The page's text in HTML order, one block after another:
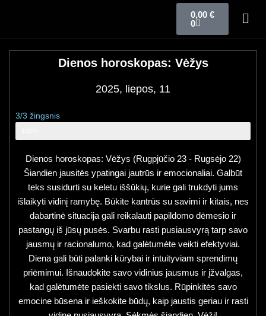
0,00 €
0
Dienos horoskopas: Vėžys
2025, liepos, 11
3/3 žingsnis
Dienos horoskopas: Vėžys (Rugpjūčio 23 - Rugsėjo 22)
Šiandien jausitės ypatingai jautrūs ir emocionaliai. Galbūt
teks susidurti su keletu iššūkių, kurie gali trukdyti jums
išlaikyti vidinį ramybę. Būkite kantrūs su savimi ir kitais, nes
dabartinė situacija gali reikalauti papildomo dėmesio ir
pastangų iš jūsų pusės. Svarbu rasti pusiausvyrą tarp savo
jausmų ir racionalumo, kad galėtumėte veikti efektyviai.
Diena gali būti palanki kūrybai ir intuityviam sprendimų
priėmimui. Išnaudokite savo vidinius jausmus ir įžvalgas,
kad galėtumėte pasiekti savo tikslus. Rūpinkitės savo
emocine būsena ir ieškokite būdų, kaip jaustis geriau ir rasti